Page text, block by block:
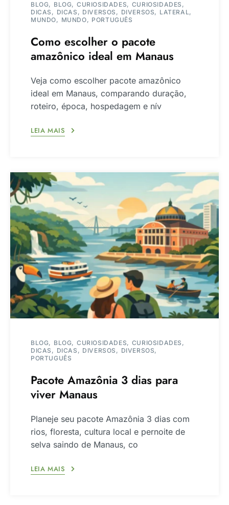
BLOG BLOG CURIOSIDADES
CURIOSIDADES
DICAS
DICAS DIVERSOS DIVERSOS
LATERAL
MUNDO
MUNDO PORTUGUÊS
Como escolher o pacote
amazônico ideal em Manaus
Veja como escolher pacote amazônico
ideal em Manaus, comparando duração,
roteiro, época, hospedagem e nív
LEIA MAIS
BLOG BLOG CURIOSIDADES
CURIOSIDADES
DICAS
DICAS DIVERSOS
DIVERSOS
PORTUGUÊS
Pacote Amazônia 3 dias para
viver Manaus
Planeje seu pacote Amazônia 3 dias com
rios, floresta, cultura local e pernoite de
selva saindo de Manaus, co
LEIA MAIS